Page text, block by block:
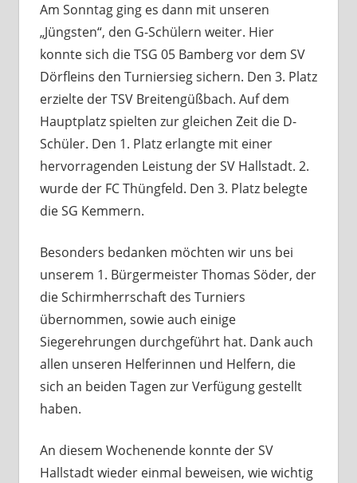
Am Sonntag ging es dann mit unseren
„Jüngsten“, den G-Schülern weiter. Hier
konnte sich die TSG 05 Bamberg vor dem SV
Dörfleins den Turniersieg sichern. Den 3. Platz
erzielte der TSV Breitengüßbach. Auf dem
Hauptplatz spielten zur gleichen Zeit die D-
Schüler. Den 1. Platz erlangte mit einer
hervorragenden Leistung der SV Hallstadt. 2.
wurde der FC Thüngfeld. Den 3. Platz belegte
die SG Kemmern.
Besonders bedanken möchten wir uns bei
unserem 1. Bürgermeister Thomas Söder, der
die Schirmherrschaft des Turniers
übernommen, sowie auch einige
Siegerehrungen durchgeführt hat. Dank auch
allen unseren Helferinnen und Helfern, die
sich an beiden Tagen zur Verfügung gestellt
haben.
An diesem Wochenende konnte der SV
Hallstadt wieder einmal beweisen, wie wichtig